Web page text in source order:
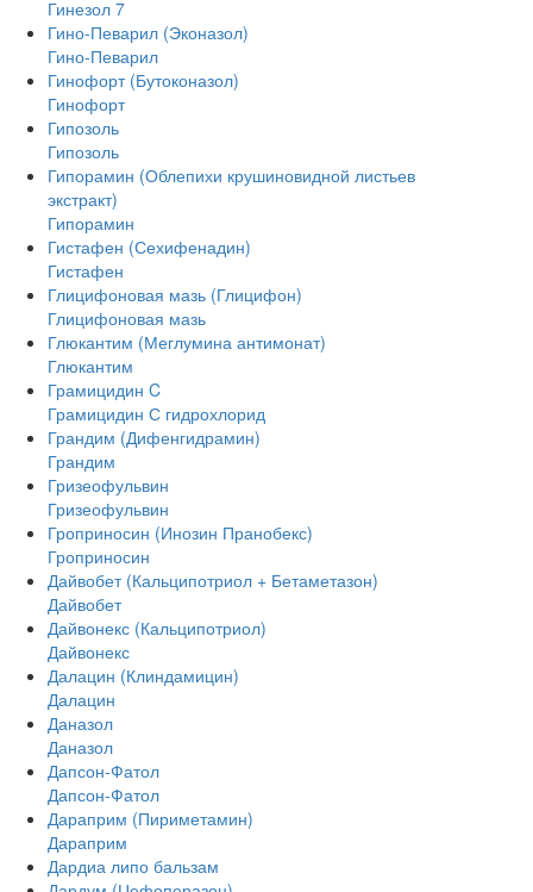
Гинезол 7
Гино-Певарил (Эконазол)
Гино-Певарил
Гинофорт (Бутоконазол)
Гинофорт
Гипозоль
Гипозоль
Гипорамин (Облепихи крушиновидной листьев
экстракт)
Гипорамин
Гистафен (Сехифенадин)
Гистафен
Глицифоновая мазь (Глицифон)
Глицифоновая мазь
Глюкантим (Меглумина антимонат)
Глюкантим
Грамицидин C
Грамицидин С гидрохлорид
Грандим (Дифенгидрамин)
Грандим
Гризеофульвин
Гризеофульвин
Гроприносин (Инозин Пранобекс)
Гроприносин
Дайвобет (Кальципотриол + Бетаметазон)
Дайвобет
Дайвонекс (Кальципотриол)
Дайвонекс
Далацин (Клиндамицин)
Далацин
Даназол
Даназол
Дапсон-Фатол
Дапсон-Фатол
Дараприм (Пириметамин)
Дараприм
Дардиа липо бальзам